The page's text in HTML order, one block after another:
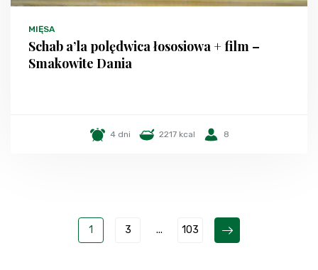
MIĘSA
Schab a’la polędwica łososiowa + film –
Smakowite Dania
4 dni 2217 kcal 8
1 3 ... 103